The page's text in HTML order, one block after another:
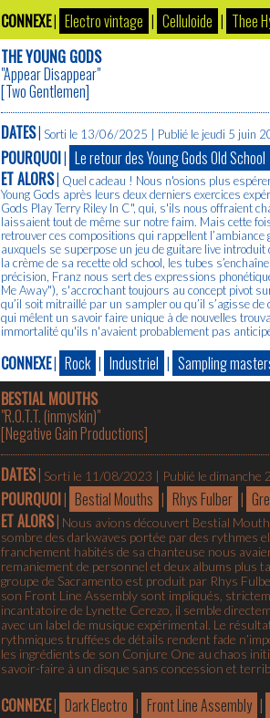
CONNEXE| Electro vintage | Celluloide | Thee
THE YOUNG GODS
"Appear Disappear"
[Two Gentlemen]
DATES| Sorti le 13/06/2025 | Publié le jeudi 5 juin
POURQUOI| Le retour des Young Gods Old School
ET ALORS| Quel cadeau ! Nous n'osions plus
Young Gods après leurs deux derniers exercices
Gods Play Terry Riley In C", qui, s'ils nous offraient
laissaient tout de même sur notre faim. Mais cette
retrouver ces compositions qui rappellent
auxquels se superpose un jeu de guitare live
la crème de sa recette old school, les tubes
précision, Franz nous sert des expressions
Me Away"), s'accrochant toujours au concept pivot
qu’il soit mitraillé par un sampler ou qu’il s’agisse
qui mêlent un savoir faire unique à de nouvelles
immortalité qu'ils n'avaient probablement pas
CONNEXE| Rock | Industriel | Sampling
BESTIAL MOUTHS
"R.O.T.T. (inmyskin)"
[Negative Gain Productions]
DATES| Sorti le 11/08/2023 | Publié le dimanche
POURQUOI| Bestial Mouths | Rhys Fulber |
ET ALORS| Nous avions découvert Bestial
sombre des darkwaves portée par des rythmes
franchement habités de sa chanteuse nous
remaniement de personnel et deux albums plus
groupe de Sacramento est produit par Rhys
son Front Line Assembly sont impliqués,
incantatoire de Lynette Cerezo, il semble
avec un label de musique expérimental. Le
rythmiques truffées de détails rendent fade
les ingrédients de son Conjure One au chaos
savoir-faire à un disque sans concession et
CONNEXE| Dark Electro | Front Line Assembly |